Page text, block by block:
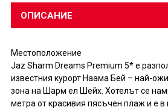
ОПИСАНИЕ
Местоположение
Jaz Sharm Dreams Premium 5* е
известния курорт Наама Бей – най-
зона на Шарм ел Шейх. Хотелът се
метра от красивия пясъчен плаж и е в